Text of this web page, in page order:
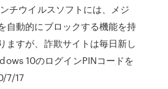
チウイルスソフトには、メジ
自動的にブロックする機能を持
ますが、詐欺サイトは毎日新し
10のログインPINコードを
7/17